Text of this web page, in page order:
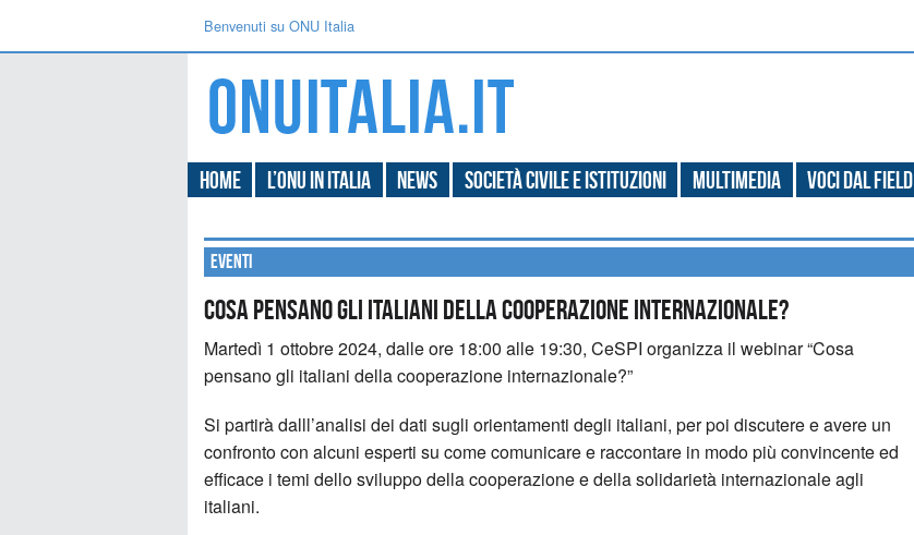
Benvenuti su ONU Italia
Home L’ONU in Italia News Società civile e Istituzioni Multimedia Voci dal field
Eventi
Cosa pensano gli italiani della cooperazione internazionale?
Martedì 1 ottobre 2024, dalle ore 18:00 alle 19:30, CeSPI organizza il webinar “Cosa
pensano gli italiani della cooperazione internazionale?”
Si partirà dalll’analisi dei dati sugli orientamenti degli italiani, per poi discutere e avere un
confronto con alcuni esperti su come comunicare e raccontare in modo più convincente ed
efficace i temi dello sviluppo della cooperazione e della solidarietà internazionale agli
italiani.